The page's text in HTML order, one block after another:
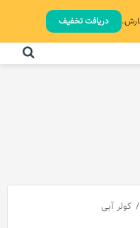
دریافت تخفیف
/ کولر آبی